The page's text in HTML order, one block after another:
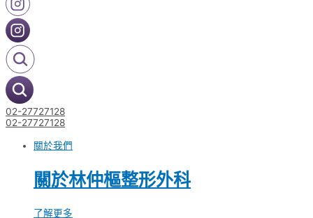
02-27727128
02-27727128
關於我們
關於林仲樞整形外科
了解更多